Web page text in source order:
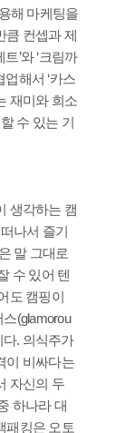
해 마케팅을
큼 컨셉과 제
’와 ‘크림까
해서 ‘카스
재미와 희소
수 있는 기
생각하는 캠
나서 즐기
말 그대로
수 있어 텐
도 캠핑이
스(glamorou
다. 의식주가
이 비싸다는
자신의 두
하나라 대
패킹은 오토